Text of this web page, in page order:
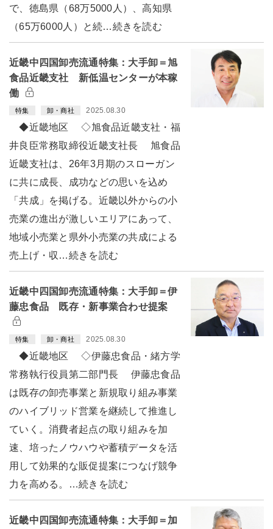
で、徳島県（68万5000人）、高知県
（65万6000人）と続…続きを読む
近畿中四国卸売流通特集：大手卸＝旭
食品近畿支社 新低温センターが本稼
働
特集 卸・商社 2025.08.30
◆近畿地区 ◇旭食品近畿支社・福
井良臣常務取締役近畿支社長 旭食品
近畿支社は、26年3月期のスローガン
に共に成長、成功などの思いを込め
「共成」を掲げる。近畿以外からの小
売業の進出が激しいエリアにあって、
地域小売業と県外小売業の共成による
売上げ・収…続きを読む
近畿中四国卸売流通特集：大手卸＝伊
藤忠食品 既存・新事業合わせ提案
特集 卸・商社 2025.08.30
◆近畿地区 ◇伊藤忠食品・緒方学
常務執行役員第二部門長 伊藤忠食品
は既存の卸売事業と新規取り組み事業
のハイブリッド営業を継続して推進し
ていく。消費者起点の取り組みを加
速、培ったノウハウや蓄積データを活
用して効果的な販促提案につなげ競争
力を高める。…続きを読む
近畿中四国卸売流通特集：大手卸＝加